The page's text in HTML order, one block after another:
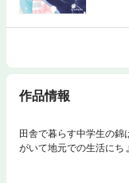
作品情報
田舎で暮らす中学生の錦
がいて地元での生活にち
京からやってきた高校
元から逃げ出す方法と